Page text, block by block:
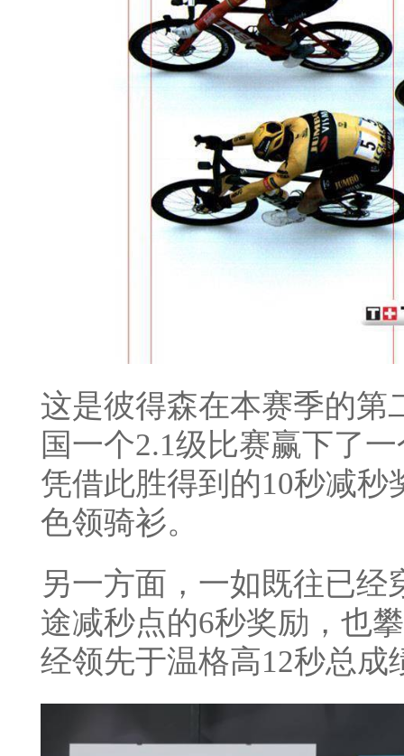
这是彼得森在本赛季的第
国一个2.1级比赛赢下了
凭借此胜得到的10秒减
色领骑衫。
另一方面，一如既往已
途减秒点的6秒奖励，也
经领先于温格高12秒总成